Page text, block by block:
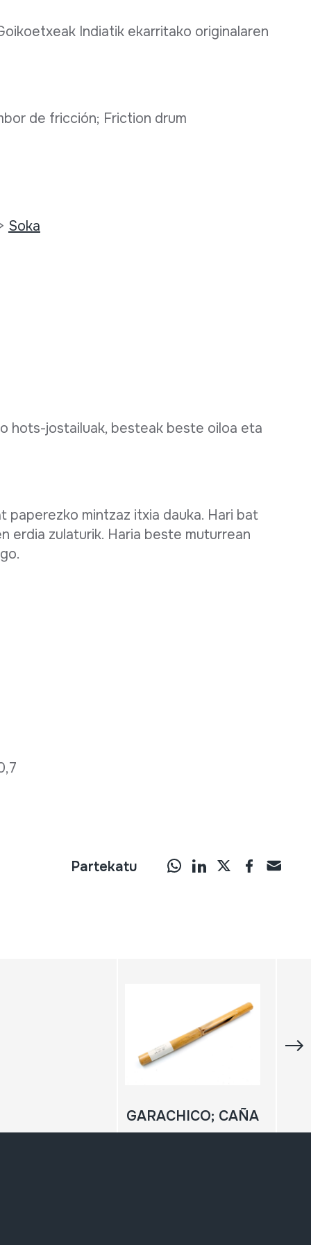
Indiatik ekarritako originalaren
de fricción; Friction drum
Soka
hots-jostailuak, besteak beste oiloa eta
paperezko mintzaz itxia dauka. Hari bat
erdia zulaturik. Haria beste muturrean
Partekatu
GARACHICO; CAÑA